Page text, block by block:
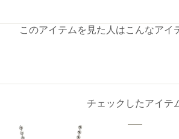
このアイテムを見た人はこんなアイ
チェックしたアイテ